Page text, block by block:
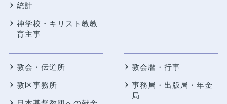
統計
神学校・キリスト教教
育主事
教会・伝道所
教区事務所
教会暦・行事
事務局・出版局・年金
局